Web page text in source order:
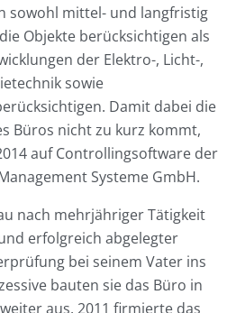
sowohl mittel- und langfristig
Objekte berücksichtigen als
der Elektro-, Licht-,
sowie
Damit dabei die
Büros nicht zu kurz kommt,
auf Controllingsoftware der
Systeme GmbH.
nach mehrjähriger Tätigkeit
erfolgreich abgelegter
bei seinem Vater ins
bauten sie das Büro in
aus. 2011 firmierte das